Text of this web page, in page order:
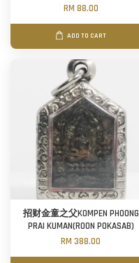
RM 88.00
ADD TO CART
招财金童之父KOMPEN PHOONG
PRAI KUMAN(ROON POKASAB)
RM 388.00